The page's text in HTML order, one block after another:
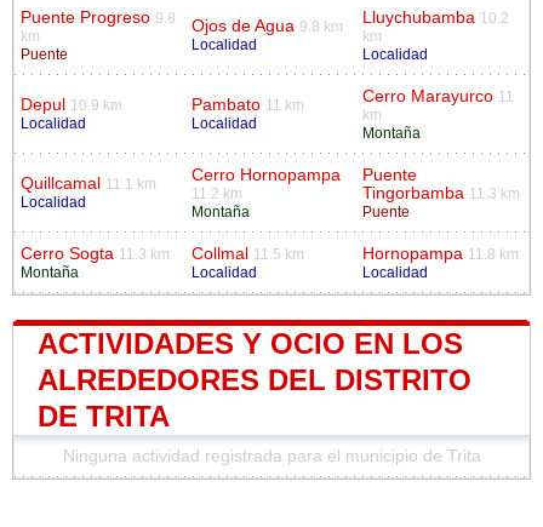
Puente Progreso 9.8
km
Puente
Ojos de Agua 9.8 km
Localidad
Lluychubamba 10.2
km
Localidad
Depul
10.9 km
Localidad
Pambato 11 km
Localidad
Cerro Marayurco 11
km
Montaña
Quillcamal
11.1 km
Localidad
Cerro Hornopampa
11.2 km
Montaña
Puente
Tingorbamba 11.3 km
Puente
Cerro Sogta 11.3 km
Montaña
Collmal
11.5 km
Localidad
Hornopampa 11.8 km
Localidad
ACTIVIDADES Y OCIO EN LOS
ALREDEDORES DEL DISTRITO
DE TRITA
Ninguna actividad registrada para el municipio de Trita